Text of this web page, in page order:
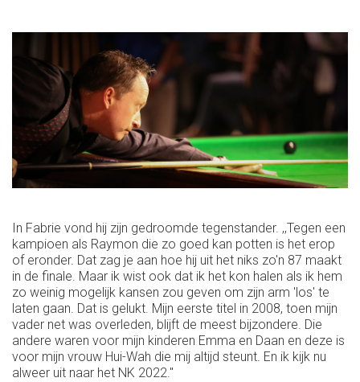
In Fabrie vond hij zijn gedroomde tegenstander. ,,Tegen een
kampioen als Raymon die zo goed kan potten is het erop
of eronder. Dat zag je aan hoe hij uit het niks zo'n 87 maakt
in de finale. Maar ik wist ook dat ik het kon halen als ik hem
zo weinig mogelijk kansen zou geven om zijn arm 'los' te
laten gaan. Dat is gelukt. Mijn eerste titel in 2008, toen mijn
vader net was overleden, blijft de meest bijzondere. Die
andere waren voor mijn kinderen Emma en Daan en deze is
voor mijn vrouw Hui-Wah die mij altijd steunt. En ik kijk nu
alweer uit naar het NK 2022."